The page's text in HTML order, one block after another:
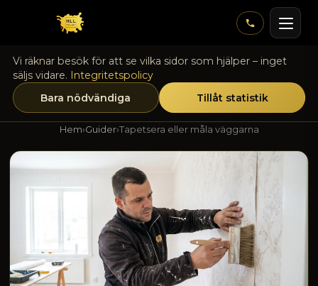
Vi räknar besök för att se vilka sidor som hjälper – inget
säljs vidare. Integritetspolicy
Bara nödvändiga
Tillåt statistik
Hem›Guider›Tapetsera eller måla väggarna